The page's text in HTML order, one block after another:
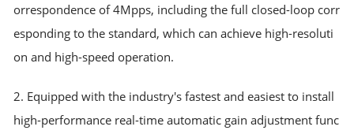
orrespondence of 4Mpps, including the full closed-loop corr
esponding to the standard, which can achieve high-resoluti
on and high-speed operation.
2. Equipped with the industry's fastest and easiest to install
high-performance real-time automatic gain adjustment func